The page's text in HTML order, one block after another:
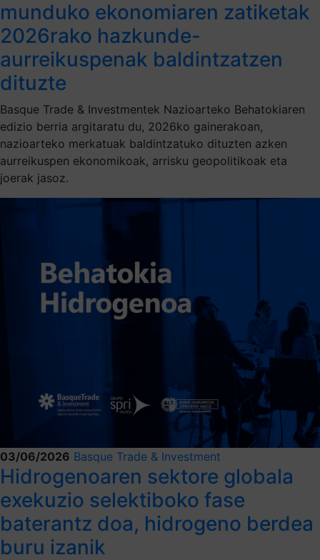
munduko ekonomiaren zatiketak
2026rako hazkunde-
aurreikuspenak baldintzatzen
dituzte
Basque Trade & Investmentek Nazioarteko Behatokiaren
edizio berria argitaratu du, 2026ko gainerakoan,
nazioarteko merkatuak baldintzatuko dituzten azken
aurreikuspen ekonomikoak, arrisku geopolitikoak eta
joerak jasoz.
03/06/2026 Basque Trade & Investment
Hidrogenoaren sektore globala
exekuzio selektiboko fase
baterantz doa, hidrogeno berdea
buru izanik